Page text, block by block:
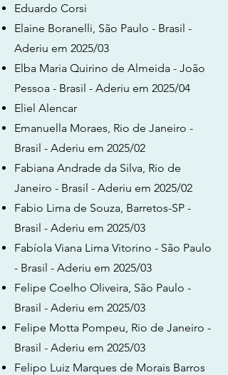
Eduardo Corsi
Elaine Boranelli, São Paulo - Brasil -
Aderiu em 2025/03
Elba Maria Quirino de Almeida - João
Pessoa - Brasil - Aderiu em 2025/04
Eliel Alencar
Emanuella Moraes, Rio de Janeiro -
Brasil - Aderiu em 2025/02
Fabiana Andrade da Silva, Rio de
Janeiro - Brasil - Aderiu em 2025/02
Fabio Lima de Souza, Barretos-SP -
Brasil - Aderiu em 2025/03
Fabíola Viana Lima Vitorino - São Paulo
- Brasil - Aderiu em 2025/03
Felipe Coelho Oliveira, São Paulo -
Brasil - Aderiu em 2025/03
Felipe Motta Pompeu, Rio de Janeiro -
Brasil - Aderiu em 2025/03
Felipo Luiz Marques de Morais Barros